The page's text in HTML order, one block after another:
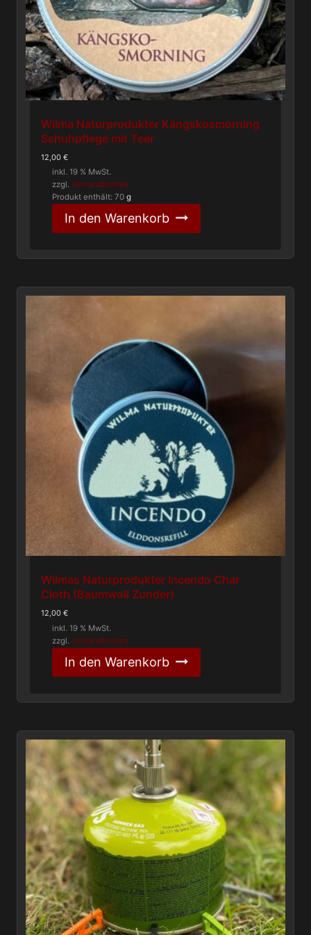
Wilma Naturprodukter Kängskosmorning
Schuhpflege mit Teer
12,00€
inkl. 19 % MwSt.
zzgl.Versandkosten
Produkt enthält: 70g
In den Warenkorb
Wilmas Naturprodukter Incendo Char
Cloth (Baumwoll Zunder)
12,00€
inkl. 19 % MwSt.
zzgl.Versandkosten
In den Warenkorb